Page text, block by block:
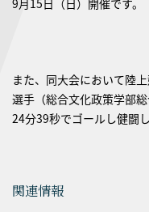
9月15日（日）開催です。
また、同大会において陸
選手（総合文化政策学部
24分39秒でゴールし健闘し
関連情報